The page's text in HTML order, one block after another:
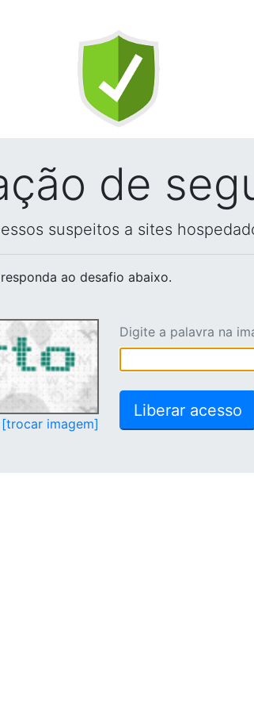
de
suspeitos a sites
ao desafio abaixo.
[trocar imagem]
Digite a palavra na